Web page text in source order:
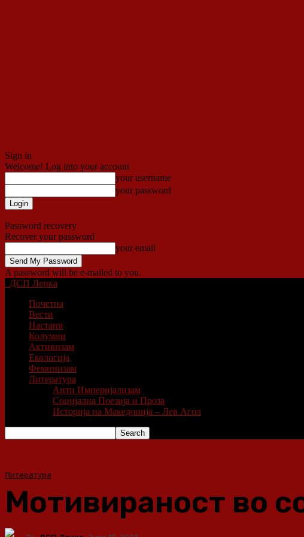
Sign in
Welcome! Log into your account
your username
your password
Password recovery
Recover your password
your email
A password will be e-mailed to you.
ДСП Ленка
Почетна
Вести
Настани
Колумни
Активизам
Екологија
Феминизам
Литература
Анти Империјализам
Социјална Поезија и Проза
Историја на Македонија – Лев Агол
Литература
Мотивираност во